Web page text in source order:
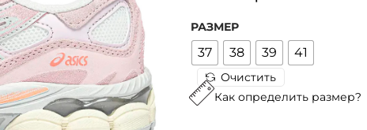
РАЗМЕР
37 38 39 41
Очистить
Как определить размер?